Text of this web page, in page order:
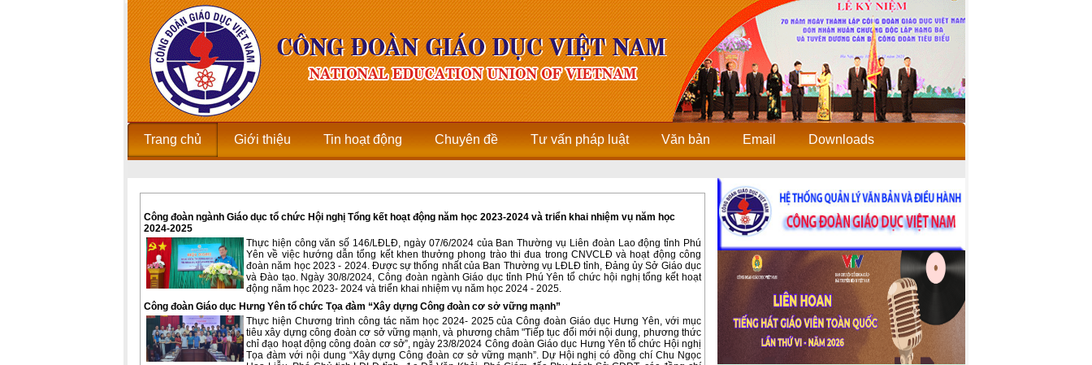
Trang chủ Giới thiệu Tin hoạt động Chuyên đề Tư vấn pháp luật Văn bản Email Downloads
Công đoàn ngành Giáo dục tổ chức Hội nghị Tổng kết hoạt động năm học 2023-2024 và triển khai nhiệm vụ năm học
2024-2025
Thực hiện công văn số 146/LĐLĐ, ngày 07/6/2024 của Ban Thường vụ Liên đoàn Lao động tỉnh Phú
Yên về việc hướng dẫn tổng kết khen thưởng phong trào thi đua trong CNVCLĐ và hoạt động công
đoàn năm học 2023 - 2024. Được sự thống nhất của Ban Thường vụ LĐLĐ tỉnh, Đảng ủy Sở Giáo dục
và Đào tạo. Ngày 30/8/2024, Công đoàn ngành Giáo dục tỉnh Phú Yên tổ chức hội nghị tổng kết hoạt
động năm học 2023- 2024 và triển khai nhiệm vụ năm học 2024 - 2025.
Công đoàn Giáo dục Hưng Yên tổ chức Tọa đàm “Xây dựng Công đoàn cơ sở vững mạnh”
Thực hiện Chương trình công tác năm học 2024- 2025 của Công đoàn Giáo dục Hưng Yên, với mục
tiêu xây dựng công đoàn cơ sở vững mạnh, và phương châm "Tiếp tục đổi mới nội dung, phương thức
chỉ đạo hoạt động công đoàn cơ sở”, ngày 23/8/2024 Công đoàn Giáo dục Hưng Yên tổ chức Hội nghị
Tọa đàm với nội dung “Xây dựng Công đoàn cơ sở vững mạnh”. Dự Hội nghị có đồng chí Chu Ngọc